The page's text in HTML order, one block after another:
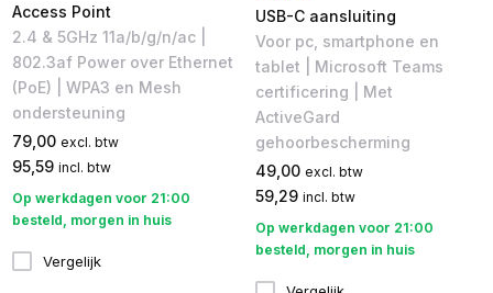
Access Point
2.4 & 5GHz 11a/b/g/n/ac |
802.3af Power over Ethernet
(PoE) | WPA3 en Mesh
ondersteuning
79,00 excl. btw
95,59 incl. btw
Op werkdagen voor 21:00
besteld, morgen in huis
Vergelijk
USB-C aansluiting
V​oor pc, smartphone en
tablet | Microsoft Teams
certificering | Met
ActiveGard
gehoorbescherming
49,00 excl. btw
59,29 incl. btw
Op werkdagen voor 21:00
besteld, morgen in huis